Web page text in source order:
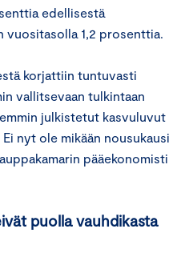
edellisestä
vuositasolla 1,2 prosenttia.
korjattiin tuntuvasti
vallitsevaan tulkintaan
julkistetut kasvuluvut
nyt ole mikään nousukausi
pääekonomisti
puolla vauhdikasta